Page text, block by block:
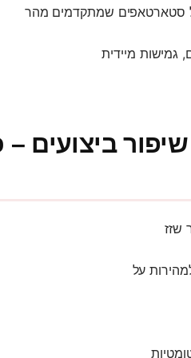
סטארטאפים שמתקדמים מהר
גמישות מיידית
ביצועים